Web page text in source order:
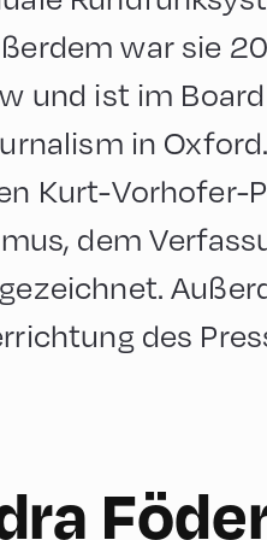
war sie
und ist im
in
Kurt-Vorhofer-
dem
des